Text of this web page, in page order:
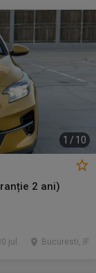
1 / 10
2 ani)
Bucuresti, IF
jul.